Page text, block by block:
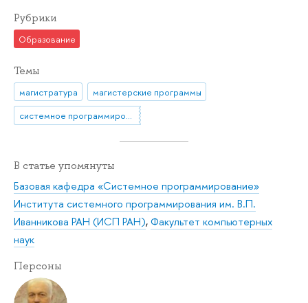
Рубрики
Образование
Темы
магистратура
магистерские программы
системное программирование
В статье упомянуты
Базовая кафедра «Системное программирование»
Института системного программирования им. В.П.
Иванникова РАН (ИСП РАН),Факультет компьютерных
наук
Персоны